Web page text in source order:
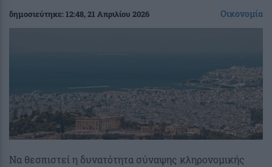
δημοσιεύτηκε:12:48, 21 Απριλίου 2026 Οικονομία
Να θεσπιστεί η δυνατότητα σύναψης κληρονομικής